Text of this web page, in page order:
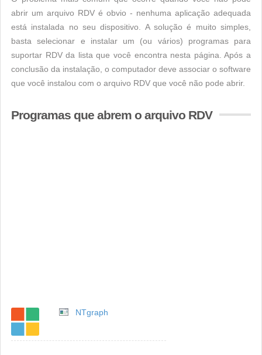
abrir um arquivo RDV é obvio - nenhuma aplicação adequada
está instalada no seu dispositivo. A solução é muito simples,
basta selecionar e instalar um (ou vários) programas para
suportar RDV da lista que você encontra nesta página. Após a
conclusão da instalação, o computador deve associar o software
que você instalou com o arquivo RDV que você não pode abrir.
Programas que abrem o arquivo RDV
NTgraph